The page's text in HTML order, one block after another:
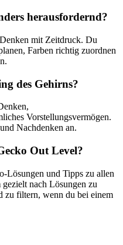
herausfordernd?
mit Zeitdruck. Du
Farben richtig zuordnen
des Gehirns?
Vorstellungsvermögen.
Nachdenken an.
Out Level?
Lösungen und Tipps zu allen
nach Lösungen zu
zu filtern, wenn du bei einem